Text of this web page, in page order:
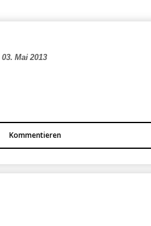
Mai 2013
Kommentieren